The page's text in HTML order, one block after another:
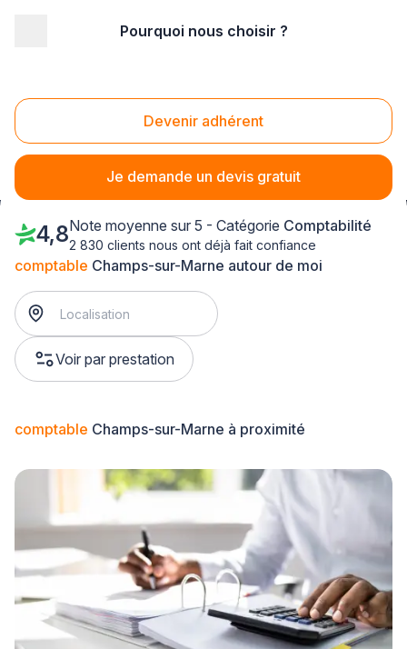
Pourquoi nous choisir ?
Devenir adhérent
Je demande un devis gratuit
Comptable Champs-sur-Marne (77420)
comptable Champs-sur-Marne autour de moi
Voir par prestation
4,8Note moyenne sur 5 - Catégorie Comptabilité
2 830 clients nous ont déjà fait confiance
comptable Champs-sur-Marne à proximité